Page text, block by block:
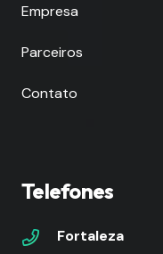
Empresa
Parceiros
Contato
Telefones
Fortaleza